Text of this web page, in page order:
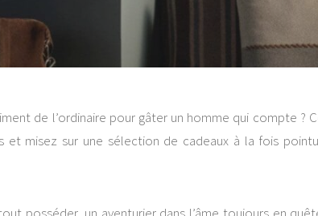
de l’ordinaire pour gâter un homme qui compte ?
et misez sur une sélection de cadeaux à la fois